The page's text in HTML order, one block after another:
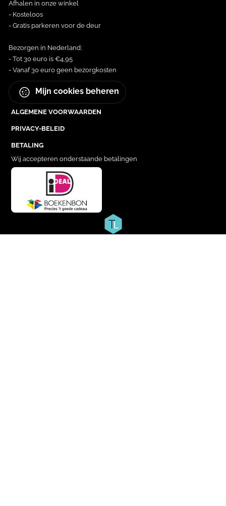
Afhalen in onze winkel
- Kosteloos
- Gratis parkeren voor de deur
Bezorgen in Nederland:
- Tot 30 euro is €4,95
- Vanaf 30 euro geen bezorgkosten
Mijn cookies beheren
ALGEMENE VOORWAARDEN
PRIVACY-BELEID
BETALING
Wij accepteren onderstaande betalingen